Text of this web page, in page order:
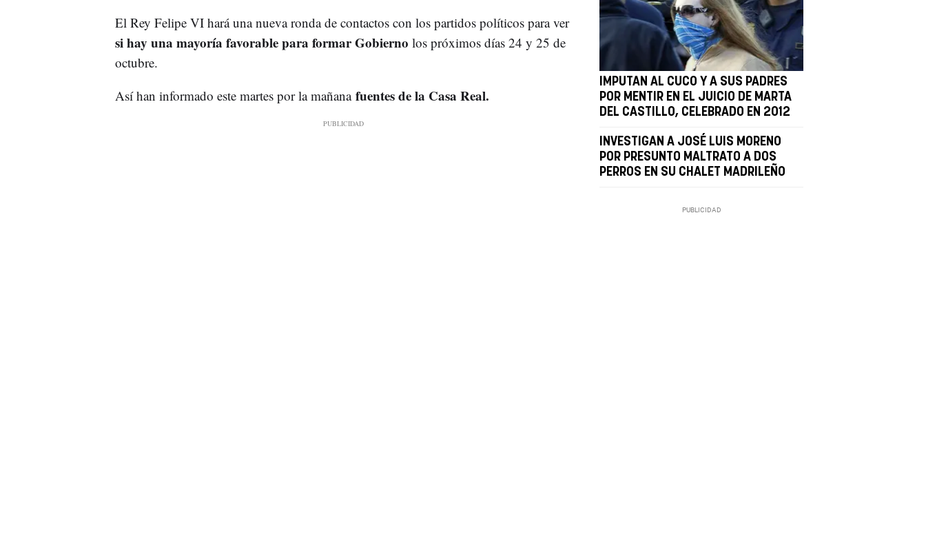
El Rey Felipe VI hará una nueva ronda de contactos con los partidos políticos para ver
si hay una mayoría favorable para formar Gobierno los próximos días 24 y 25 de
octubre.
Así han informado este martes por la mañanafuentes de la Casa Real.
IMPUTAN AL CUCO Y A SUS PADRES
POR MENTIR EN EL JUICIO DE MARTA
DEL CASTILLO, CELEBRADO EN 2012
INVESTIGAN A JOSÉ LUIS MORENO
POR PRESUNTO MALTRATO A DOS
PERROS EN SU CHALET MADRILEÑO